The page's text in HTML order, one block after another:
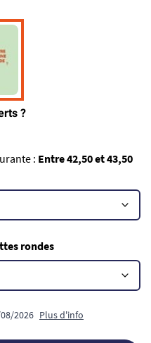
: Entre 42,50 et 43,50
rondes
2026 Plus d'info